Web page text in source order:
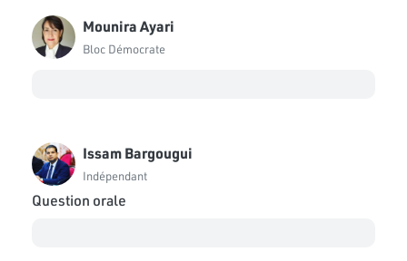
Mounira Ayari
Bloc Démocrate
Issam Bargougui
Indépendant
Question orale